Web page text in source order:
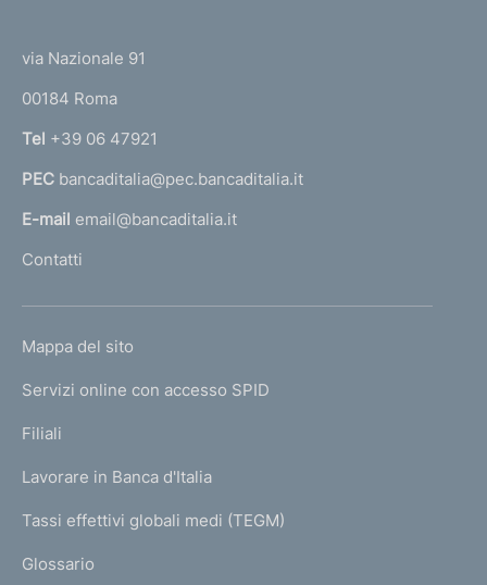
r
n
a
l
'
m
e
a
g
via Nazionale 91
00184 Roma
Tel +39 06 47921
PEC bancaditalia@pec.bancaditalia.it
E-mail email@bancaditalia.it
Contatti
L
N
K
T
I
I
Mappa del sito
Servizi online con accesso SPID
Filiali
Lavorare in Banca d'Italia
Tassi effettivi globali medi (TEGM)
Glossario